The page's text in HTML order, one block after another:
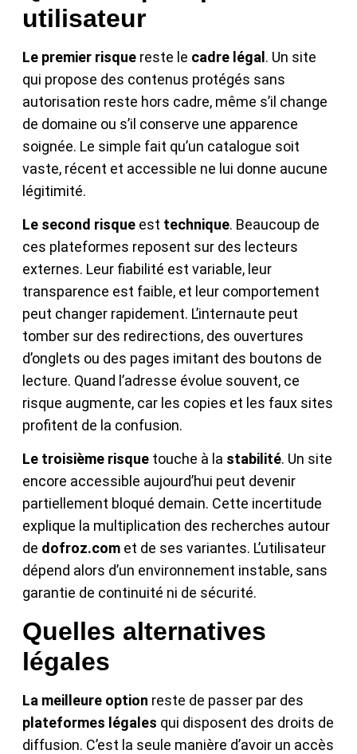
utilisateur
Le premier risque reste le cadre légal. Un site
qui propose des contenus protégés sans
autorisation reste hors cadre, même s’il change
de domaine ou s’il conserve une apparence
soignée. Le simple fait qu’un catalogue soit
vaste, récent et accessible ne lui donne aucune
légitimité.
Le second risque est technique. Beaucoup de
ces plateformes reposent sur des lecteurs
externes. Leur fiabilité est variable, leur
transparence est faible, et leur comportement
peut changer rapidement. L’internaute peut
tomber sur des redirections, des ouvertures
d’onglets ou des pages imitant des boutons de
lecture. Quand l’adresse évolue souvent, ce
risque augmente, car les copies et les faux sites
profitent de la confusion.
Le troisième risque touche à la stabilité. Un site
encore accessible aujourd’hui peut devenir
partiellement bloqué demain. Cette incertitude
explique la multiplication des recherches autour
de dofroz.com et de ses variantes. L’utilisateur
dépend alors d’un environnement instable, sans
garantie de continuité ni de sécurité.
Quelles alternatives
légales
La meilleure option reste de passer par des
plateformes légales qui disposent des droits de
diffusion. C’est la seule manière d’avoir un accès